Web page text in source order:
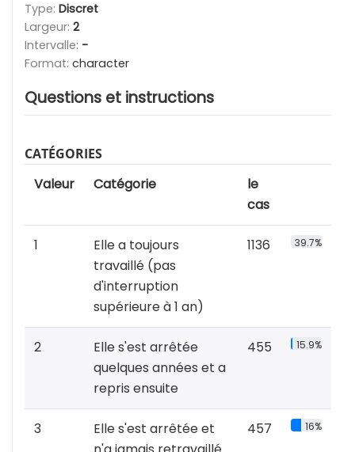
Type: Discret
Largeur: 2
Intervalle: -
Format: character
Questions et instructions
CATÉGORIES
Valeur Catégorie
le
cas
1
Elle a toujours
travaillé (pas
d'interruption
supérieure à 1 an)
1136 39.7%
2
Elle s'est arrêtée
quelques années et a
repris ensuite
455 15.9%
3
Elle s'est arrêtée et
457 16%